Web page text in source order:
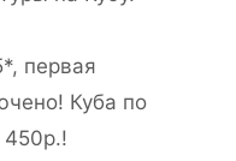
первая
Куба по